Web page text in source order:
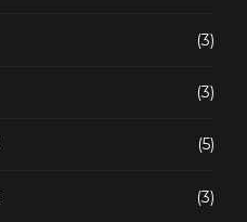
(3)
(3)
(5)
(3)